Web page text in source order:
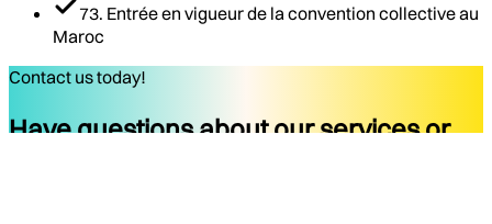
73. Entrée en vigueur de la convention collective au
Maroc
Contact us today!
Have questions about our services or